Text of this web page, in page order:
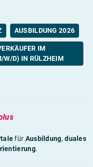
AUSBILDUNG 2026
IM
W/D) IN RÜLZHEIM
für Ausbildung,duales
.